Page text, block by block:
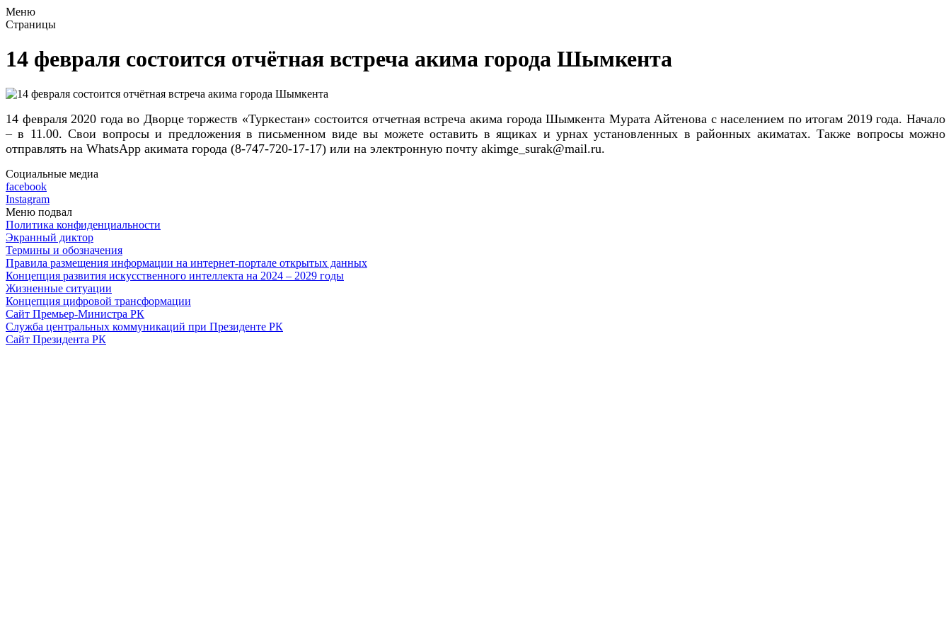
Меню
Страницы
14 февраля состоится отчётная встреча акима города Шымкента
14 февраля 2020 года во Дворце торжеств «Туркестан» состоится отчетная встреча акима города Шымкента Мурата Айтенова с населением по итогам 2019 года. Начало
– в 11.00. Свои вопросы и предложения в письменном виде вы можете оставить в ящиках и урнах установленных в районных акиматах. Также вопросы можно
отправлять на WhatsApp акимата города (8-747-720-17-17) или на электронную почту akimge_surak@mail.ru.
Социальные медиа
facebook
Instagram
Меню подвал
Политика конфиденциальности
Экранный диктор
Термины и обозначения
Правила размещения информации на интернет-портале открытых данных
Концепция развития искусственного интеллекта на 2024 – 2029 годы
Жизненные ситуации
Концепция цифровой трансформации
Сайт Премьер-Министра РК
Служба центральных коммуникаций при Президенте РК
Сайт Президента РК